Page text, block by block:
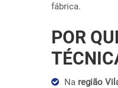
fábrica.
POR
Na região